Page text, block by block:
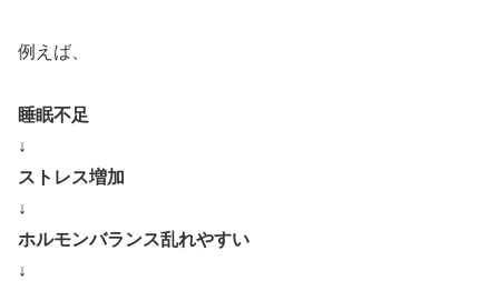
例えば、
睡眠不足
↓
ストレス増加
↓
ホルモンバランス乱れやすい
↓